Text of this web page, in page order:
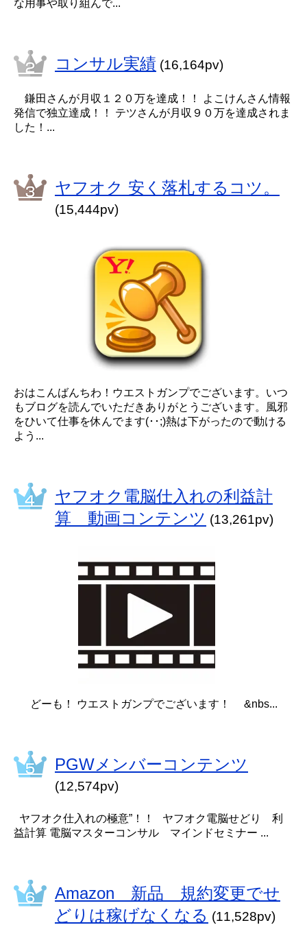
な用事や取り組んで...
コンサル実績 (16,164pv)
鎌田さんが月収１２０万を達成！！ よこけんさん情報
発信で独立達成！！ テツさんが月収９０万を達成されま
した！...
ヤフオク 安く落札するコツ。
(15,444pv)
おはこんばんちわ！ウエストガンプでございます。いつ
もブログを読んでいただきありがとうございます。風邪
をひいて仕事を休んでます(･･;)熱は下がったので動ける
よう...
ヤフオク電脳仕入れの利益計
算 動画コンテンツ (13,261pv)
どーも！ ウエストガンプでございます！ &nbs...
PGWメンバーコンテンツ
(12,574pv)
ヤフオク仕入れの極意”！！ ヤフオク電脳せどり 利
益計算 電脳マスターコンサル マインドセミナー ...
Amazon 新品 規約変更でせ
どりは稼げなくなる (11,528pv)